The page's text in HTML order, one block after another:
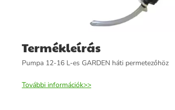
Termékleírás
Pumpa 12-16 L-es GARDEN háti permetezőhöz
További információk>>